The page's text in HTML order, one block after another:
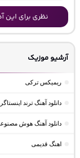
نظری برای این
آرشیو موزیک
ریمیکس ترکی
دانلود آهنگ ترند
دانلود آهنگ هوش
اهنگ قدیمی